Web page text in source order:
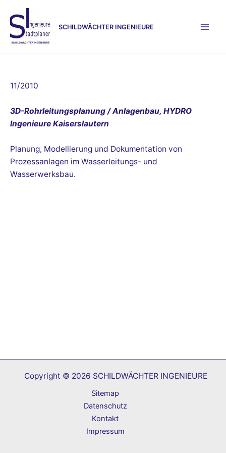
Inhalt
springen
SCHILDWÄCHTER INGENIEURE
11/2010
3D-Rohrleitungsplanung / Anlagenbau, HYDRO
Ingenieure Kaiserslautern
Planung, Modellierung und Dokumentation von
Prozessanlagen im Wasserleitungs- und
Wasserwerksbau.
Copyright © 2026 SCHILDWÄCHTER INGENIEURE
Sitemap
Datenschutz
Kontakt
Impressum